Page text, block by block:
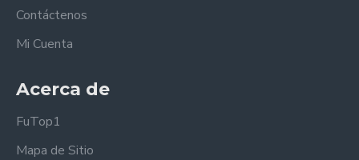
Contáctenos
Mi Cuenta
Acerca de
FuTop1
Mapa de Sitio